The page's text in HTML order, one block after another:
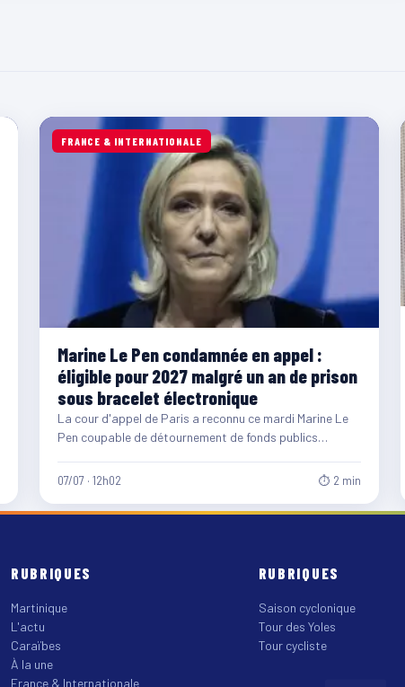
FRANCE & INTERNATIONALE
Marine Le Pen condamnée en appel :
éligible pour 2027 malgré un an de prison
sous bracelet électronique
La cour d'appel de Paris a reconnu ce mardi Marine Le
Pen coupable de détournement de fonds publics…
07/07 · 12h02 ⏱ 2 min
RUBRIQUES
Martinique
L'actu
Caraïbes
À la une
France & Internationale
RUBRIQUES
Saison cyclonique
Tour des Yoles
Tour cycliste